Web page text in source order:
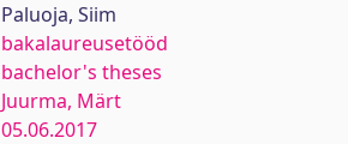
Paluoja, Siim
bakalaureusetööd
bachelor's theses
Juurma, Märt
05.06.2017